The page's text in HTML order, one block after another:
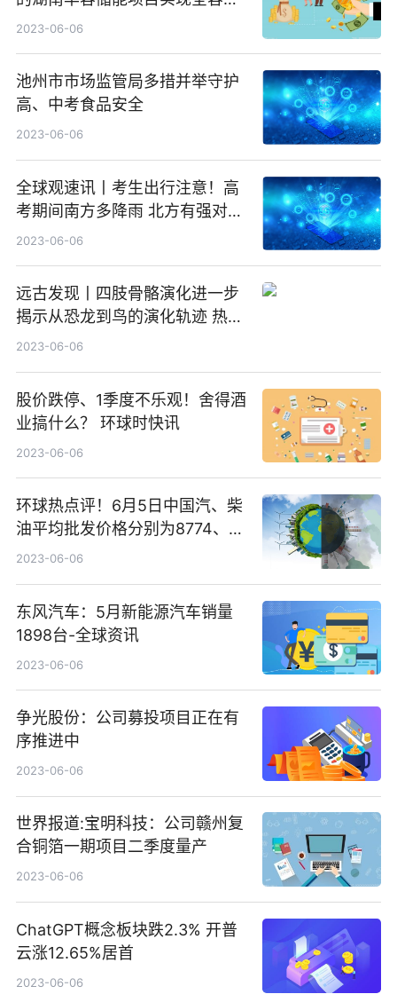
并网
2023-06-06
池州市市场监管局多措并举守护
高、中考食品安全
2023-06-06
全球观速讯丨考生出行注意！高
考期间南方多降雨 北方有强对流
天气
2023-06-06
远古发现丨四肢骨骼演化进一步
揭示从恐龙到鸟的演化轨迹 热点
评
2023-06-06
股价跌停、1季度不乐观！舍得酒
业搞什么？ 环球时快讯
2023-06-06
环球热点评！6月5日中国汽、柴
油平均批发价格分别为8774、
7534元/吨
2023-06-06
东风汽车：5月新能源汽车销量
1898台-全球资讯
2023-06-06
争光股份：公司募投项目正在有
序推进中
2023-06-06
世界报道:宝明科技：公司赣州复
合铜箔一期项目二季度量产
2023-06-06
ChatGPT概念板块跌2.3% 开普
云涨12.65%居首
2023-06-06